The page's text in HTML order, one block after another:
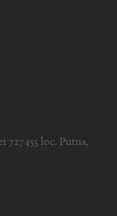
727455 loc. Putna,